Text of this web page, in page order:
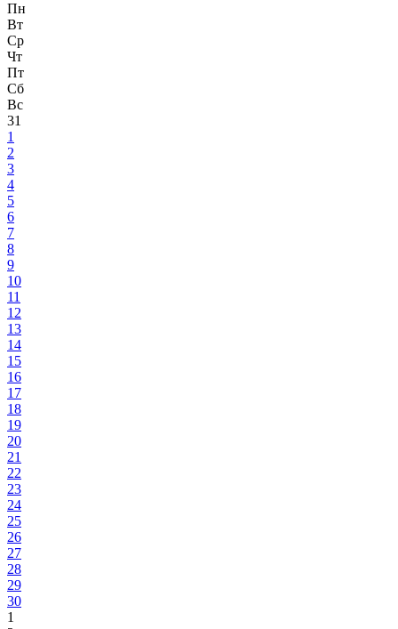
Пн
Вт
Ср
Чт
Пт
Сб
Вс
31
1
2
3
4
5
6
7
8
9
10
11
12
13
14
15
16
17
18
19
20
21
22
23
24
25
26
27
28
29
30
1